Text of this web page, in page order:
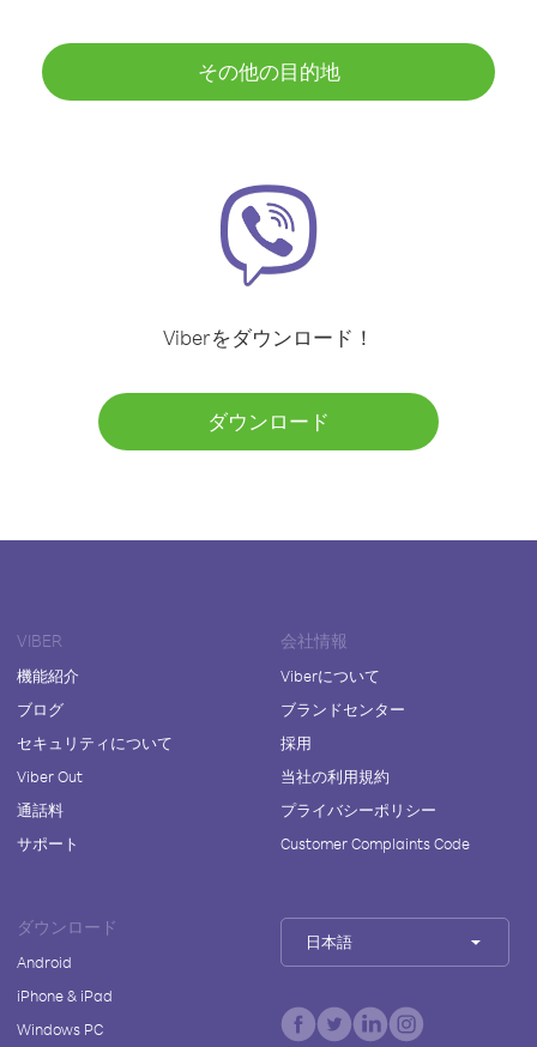
その他の目的地
Viberをダウンロード！
ダウンロード
VIBER
機能紹介
ブログ
セキュリティについて
Viber Out
通話料
サポート
会社情報
Viberについて
ブランドセンター
採用
当社の利用規約
プライバシーポリシー
Customer Complaints Code
ダウンロード
Android
iPhone & iPad
Windows PC
日本語